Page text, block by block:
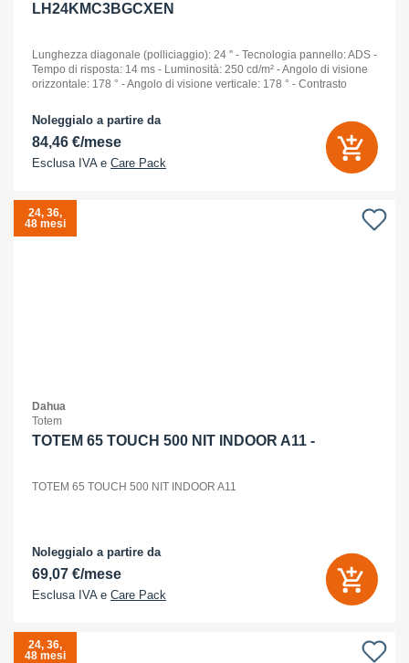
LH24KMC3BGCXEN
Lunghezza diagonale (polliciaggio): 24 '' - Tecnologia pannello: ADS -
Tempo di risposta: 14 ms - Luminosità: 250 cd/m² - Angolo di visione
orizzontale: 178 ° - Angolo di visione verticale: 178 ° - Contrasto
Noleggialo a partire da
84,46 €/mese
Esclusa IVA e Care Pack
24, 36,
48 mesi
Dahua
Totem
TOTEM 65 TOUCH 500 NIT INDOOR A11 -
TOTEM 65 TOUCH 500 NIT INDOOR A11
Noleggialo a partire da
69,07 €/mese
Esclusa IVA e Care Pack
24, 36,
48 mesi